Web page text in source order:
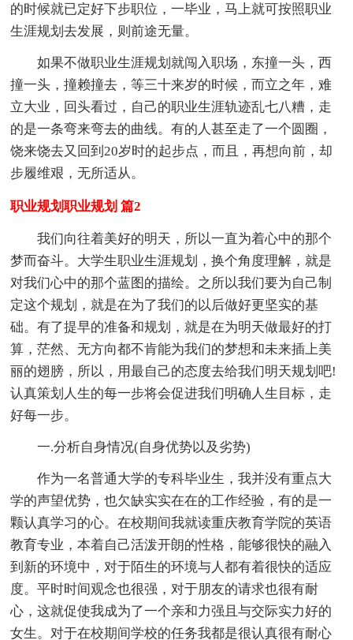
的时候就已定好下步职位，一毕业，马上就可按照职业
生涯规划去发展，则前途无量。
如果不做职业生涯规划就闯入职场，东撞一头，西
撞一头，撞赖撞去，等三十来岁的时候，而立之年，难
立大业，回头看过，自己的职业生涯轨迹乱七八糟，走
的是一条弯来弯去的曲线。有的人甚至走了一个圆圈，
饶来饶去又回到20岁时的起步点，而且，再想向前，却
步履维艰，无所适从。
职业规划职业规划 篇2
我们向往着美好的明天，所以一直为着心中的那个
梦而奋斗。大学生职业生涯规划，换个角度理解，就是
对我们心中的那个蓝图的描绘。之所以我们要为自己制
定这个规划，就是在为了我们的以后做好更坚实的基
础。有了提早的准备和规划，就是在为明天做最好的打
算，茫然、无方向都不肯能为我们的梦想和未来插上美
丽的翅膀，所以，用最自己的态度去给我们明天规划吧!
认真策划人生的每一步将会促进我们明确人生目标，走
好每一步。
一.分析自身情况(自身优势以及劣势)
作为一名普通大学的专科毕业生，我并没有重点大
学的声望优势，也欠缺实实在在的工作经验，有的是一
颗认真学习的心。在校期间我就读重庆教育学院的英语
教育专业，本着自己活泼开朗的性格，能够很快的融入
到新的环境中，对于陌生的环境与人都有着很快的适应
度。平时时间观念也很强，对于朋友的请求也很有耐
心，这就促使我成为了一个亲和力强且与交际实力好的
女生。对于在校期间学校的任务我都是很认真很有耐心